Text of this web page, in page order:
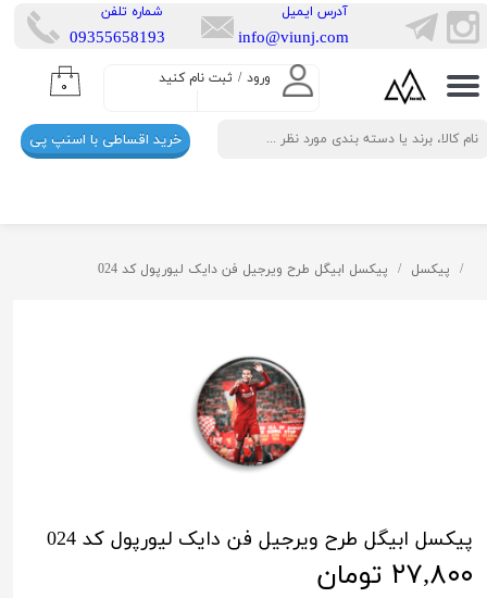
ورود / ثبت نام کنید
حساب کاربری من
تغییر گذر واژه
سفارشات
۰
​شماره تلفن
​​09355658193
​آدرس ایمیل
info@viunj.com
خرید اقساطی با اسنپ پی
پیکسل پیکسل ابیگل طرح ویرجیل فن دایک لیورپول کد 024
پیکسل ابیگل طرح ویرجیل فن دایک لیورپول کد 024
۲۷,۸۰۰ تومان